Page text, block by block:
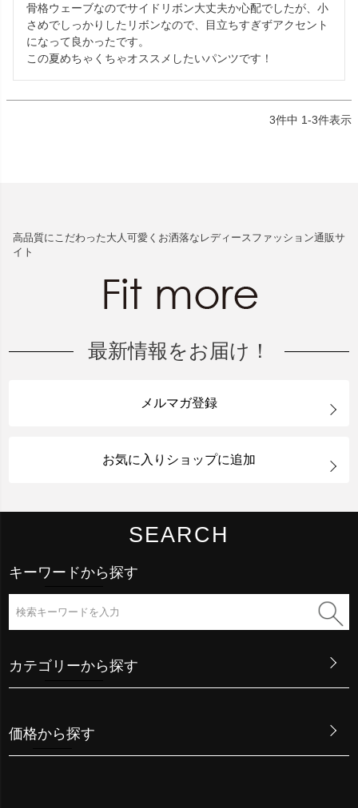
骨格ウェーブなのでサイドリボン大丈夫か心配でしたが、小
さめでしっかりしたリボンなので、目立ちすぎずアクセント
になって良かったです。
この夏めちゃくちゃオススメしたいパンツです！
3件中 1-3件表示
高品質にこだわった大人可愛くお洒落なレディースファッション通販サ
イト
最新情報をお届け！
メルマガ登録
お気に入りショップに追加
SEARCH
キーワードから探す
カテゴリーから探す
価格から探す